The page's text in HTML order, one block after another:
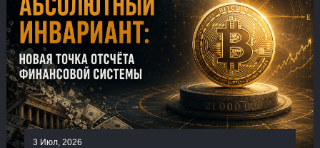
3 Июл, 2026